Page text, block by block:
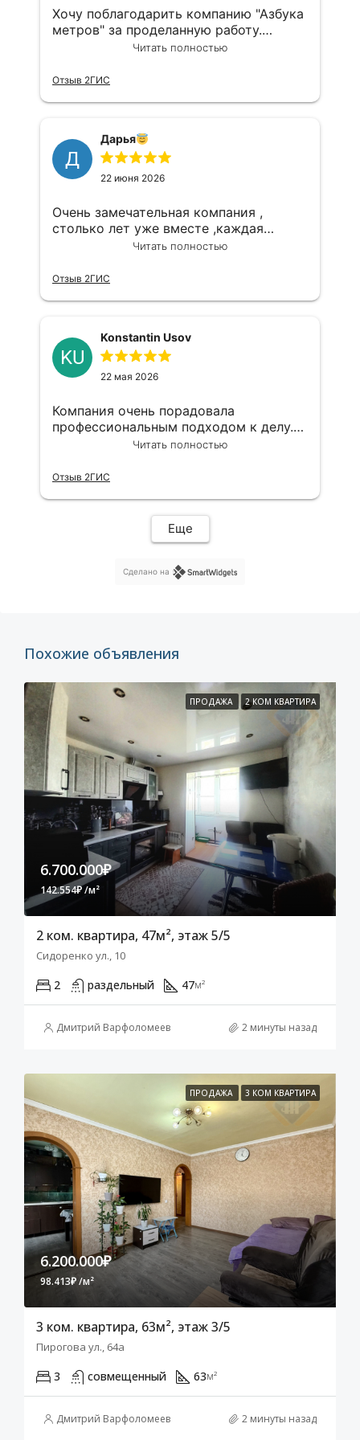
присутствует к клиентам , это
приятный комплимент в виде
подарочков , а так же розыгрышь
призов в котором мне повезло занять
первое место , я осталась в восторге
Хочу поблагодарить компанию "Азбука
метров" за проделанную работу.
Сделка прошла на высшем уровне,
Наталье.
Читать полностью
Отзыв 2ГИС
Д
Дарья
22 июня 2026
Очень замечательная компания ,
столько лет уже вместе ,каждая
сделка на высшем уровне,грамотный
замечательная,огромное спасибо
Читать полностью
Отзыв 2ГИС
KU
Konstantin Usov
22 мая 2026
Компания очень порадовала
профессиональным подходом к делу.
Максим большой профессионал,буду
Читать полностью
Отзыв 2ГИС
Еще
Сделано на
Похожие объявления
ПРОДАЖА 2 КОМ КВАРТИРА
6.700.000₽
142.554₽ /м²
2 ком. квартира, 47м², этаж 5/5
Сидоренко ул., 10
2 раздельный 47м²
Дмитрий Варфоломеев 2 минуты назад
ПРОДАЖА 3 КОМ КВАРТИРА
6.200.000₽
98.413₽ /м²
3 ком. квартира, 63м², этаж 3/5
Пирогова ул., 64а
3 совмещенный 63м²
Дмитрий Варфоломеев 2 минуты назад